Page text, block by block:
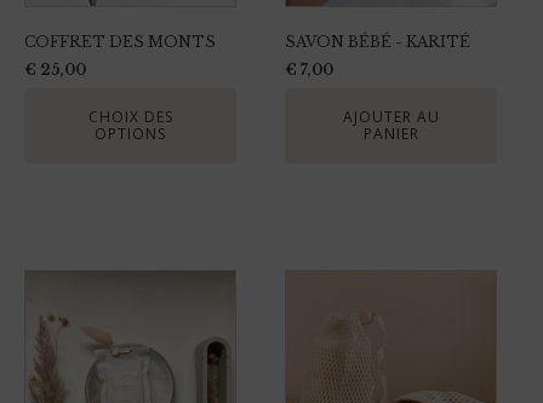
COFFRET DES MONTS
€ 25,00
CHOIX DES
OPTIONS
être
choisies
SAVON BÉBÉ - KARITÉ
€ 7,00
AJOUTER AU
PANIER
produit
plusieurs